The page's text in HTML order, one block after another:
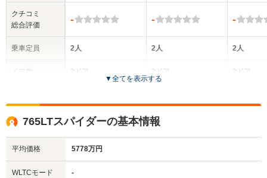
クチコミ
総合評価
乗車定員
サイズ
(全長x全幅x全高)
-
2人
2ドア
全高
-
2人
2ドア
全高
-
2人
2ドア
全
▼全てを表示する
765LTスパイダーの基本情報
平均価格 5778万円
WLTCモード
-